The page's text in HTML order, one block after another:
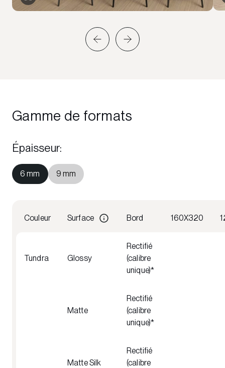
Gamme de formats
Épaisseur:
6 mm 9 mm
Couleur Surface Bord 160X320
Tundra Glossy
Rectifié
(calibre
unique)*
Matte
Rectifié
(calibre
unique)*
Matte Silk
Rectifié
(calibre